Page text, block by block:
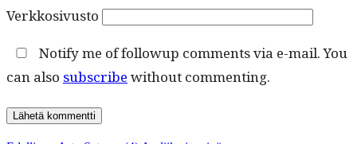
Verkkosivusto
Notify me of followup comments via e-mail. You
can also subscribe without commenting.